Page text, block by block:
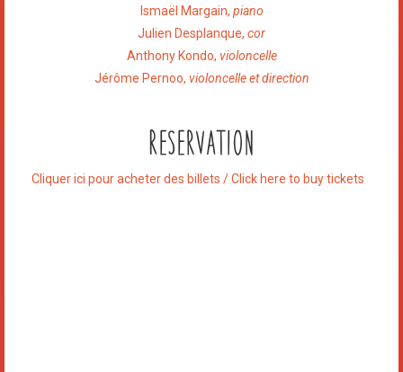
Ismaël Margain, piano
Julien Desplanque, cor
Anthony Kondo, violoncelle
Jérôme Pernoo, violoncelle et direction
Reservation
Cliquer ici pour acheter des billets / Click here to buy tickets